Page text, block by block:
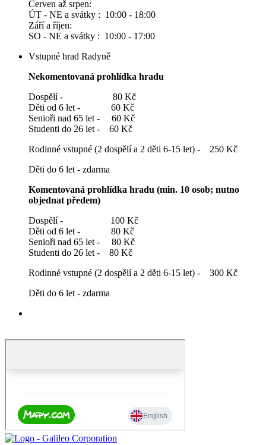
Červen až srpen:
ÚT - NE a svátky : 10:00 - 18:00
Září a říjen:
SO - NE a svátky : 10:00 - 17:00
Vstupné hrad Radyně
Nekomentovaná prohlídka hradu
Dospělí - 80 Kč
Děti od 6 let - 60 Kč
Senioři nad 65 let - 60 Kč
Studenti do 26 let - 60 Kč
Rodinné vstupné (2 dospělí a 2 děti 6-15 let) - 250 Kč
Děti do 6 let - zdarma
Komentovaná prohlídka hradu (min. 10 osob; nutno
objednat předem)
Dospělí - 100 Kč
Děti od 6 let - 80 Kč
Senioři nad 65 let - 80 Kč
Studenti do 26 let - 80 Kč
Rodinné vstupné (2 dospělí a 2 děti 6-15 let) - 300 Kč
Děti do 6 let - zdarma